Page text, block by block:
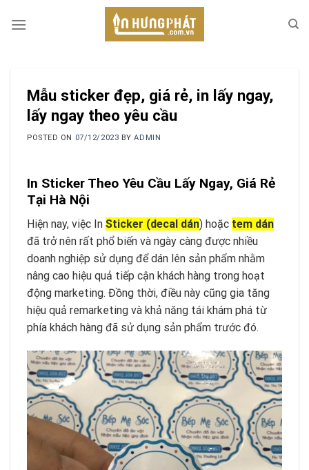
Mẫu sticker đẹp, giá rẻ, in lấy ngay,
lấy ngay theo yêu cầu
POSTED ON 07/12/2023 BYADMIN
In Sticker Theo Yêu Cầu Lấy Ngay, Giá Rẻ
Tại Hà Nội
Hiện nay, việc In Sticker (decal dán) hoặc tem dán
đã trở nên rất phổ biến và ngày càng được nhiều
doanh nghiệp sử dụng để dán lên sản phẩm nhằm
nâng cao hiệu quả tiếp cận khách hàng trong hoạt
động marketing. Đồng thời, điều này cũng gia tăng
hiệu quả remarketing và khả năng tái khám phá từ
phía khách hàng đã sử dụng sản phẩm trước đó.